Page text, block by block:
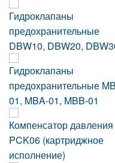
Гидроклапаны
предохранительные
DBW10, DBW20,
Гидроклапаны
предохранительные
01, MBA-01, MBB-01
Компенсатор давления
PCK06 (картриджное
исполнение)